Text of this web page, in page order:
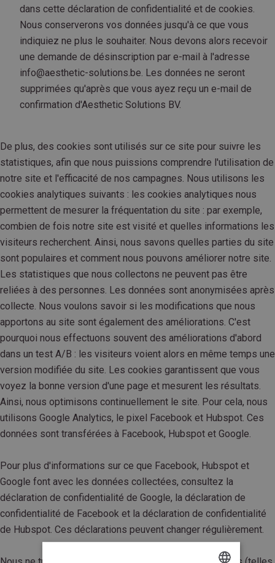
dans cette déclaration de confidentialité et de cookies.
Nous conserverons vos données jusqu'à ce que vous
indiquiez ne plus le souhaiter. Nous devons alors recevoir
une demande de désinscription par e-mail à l'adresse
info@aesthetic-solutions.be. Les données ne seront
supprimées qu'après que vous ayez reçu un e-mail de
confirmation d'Aesthetic Solutions BV.
De plus, des cookies sont utilisés sur ce site pour suivre les
statistiques, afin que nous puissions comprendre l'utilisation de
notre site et l'efficacité de nos campagnes. Nous utilisons les
cookies analytiques suivants : les cookies analytiques nous
permettent de mesurer la fréquentation du site : par exemple,
combien de fois notre site est visité et quelles informations les
visiteurs recherchent. Ainsi, nous savons quelles parties du site
sont populaires et comment nous pouvons améliorer notre site.
Les statistiques que nous collectons ne peuvent pas être
reliées à des personnes. Les données sont anonymisées après
collecte. Nous voulons savoir si les modifications que nous
apportons au site sont également des améliorations. C'est
pourquoi nous effectuons souvent des améliorations d'abord
dans un test A/B : les visiteurs voient alors en même temps une
version modifiée du site. Les cookies garantissent que vous
voyez la bonne version d'une page et mesurent les résultats.
Ainsi, nous optimisons continuellement le site. Pour cela, nous
utilisons Google Analytics, le pixel Facebook et Hubspot. Ces
données sont transférées à Facebook, Hubspot et Google.
Pour plus d'informations sur ce que Facebook, Hubspot et
Google font avec les données collectées, consultez la
déclaration de confidentialité de Google, la déclaration de
confidentialité de Facebook et la déclaration de confidentialité
de Hubspot. Ces déclarations peuvent changer régulièrement.